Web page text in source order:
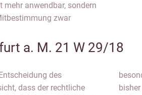
anwendbar, sondern
zwar
a. M. 21 W 29/18
des
dass der rechtliche
werden, die
wurden. Beim Abstellen